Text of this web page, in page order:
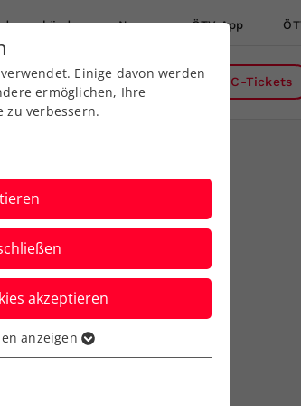
News ÖTV App
Über uns DC-Tickets
Wo?
Einige davon werden
ermöglichen, Ihre
zu verbessern.
akzeptieren
Funktionen der
dass die Webseite
anzeigen